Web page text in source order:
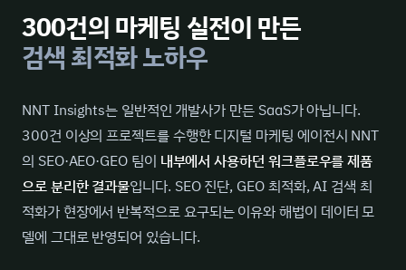
300건의 마케팅 실전이 만든
검색 최적화 노하우
NNT Insights는 일반적인 개발사가 만든 SaaS가 아닙니다.
300건 이상의 프로젝트를 수행한 디지털 마케팅 에이전시 NNT
의 SEO·AEO·GEO 팀이 내부에서 사용하던 워크플로우를 제품
으로 분리한 결과물입니다. SEO 진단, GEO 최적화, AI 검색 최
적화가 현장에서 반복적으로 요구되는 이유와 해법이 데이터 모
델에 그대로 반영되어 있습니다.